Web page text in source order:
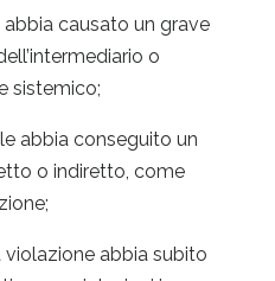
causato un grave
o
sistemico;
conseguito un
o indiretto, come
abbia subito